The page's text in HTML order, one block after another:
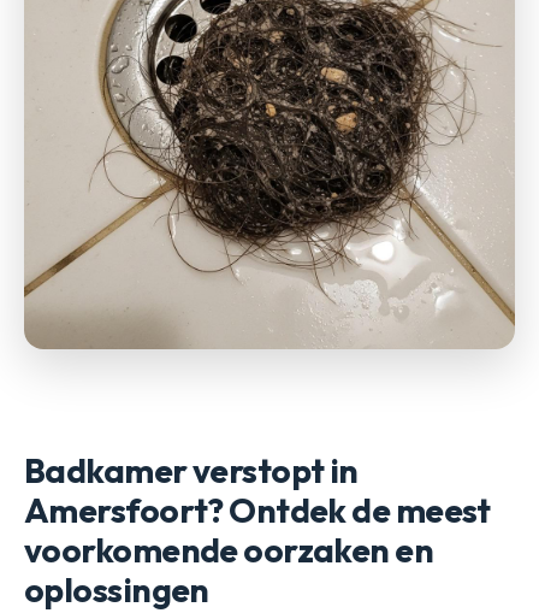
Badkamer verstopt in
Amersfoort? Ontdek de meest
voorkomende oorzaken en
oplossingen